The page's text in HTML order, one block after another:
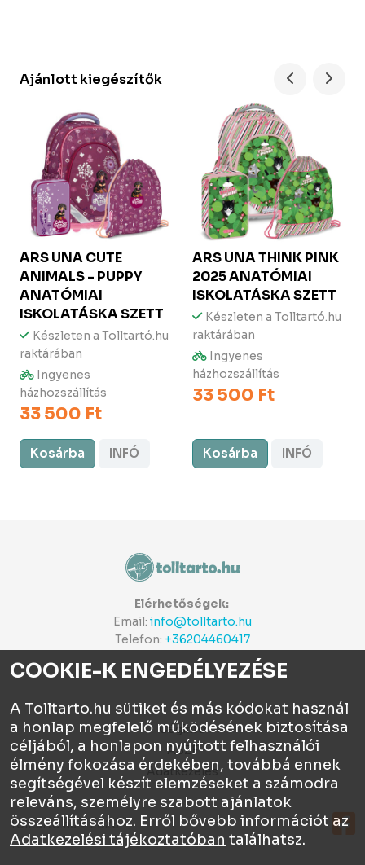
Ajánlott kiegészítők
ARS UNACUTE
ANIMALS - PUPPY
ANATÓMIAI
ISKOLATÁSKA SZETT
Készleten a Tolltartó.hu
raktárában
Ingyenes
házhozszállítás
33 500 Ft
Kosárba INFÓ
ARS UNATHINK PINK
2025 ANATÓMIAI
ISKOLATÁSKA SZETT
Készleten a Tolltartó.hu
raktárában
Ingyenes
házhozszállítás
33 500 Ft
Kosárba INFÓ
Elérhetőségek:
Email: info@tolltarto.hu
Telefon: +36204460417
Céginfo
ÁSZF
Adatkezelés
Tolltartó.hu © 2026
COOKIE-K ENGEDÉLYEZÉSE
A Tolltarto.hu sütiket és más kódokat használ
a honlap megfelelő működésének biztosítása
céljából, a honlapon nyújtott felhasználói
élmény fokozása érdekében, továbbá ennek
segítségével készít elemzéseket a számodra
releváns, személyre szabott ajánlatok
összeállításához. Erről bővebb információt az
Adatkezelési tájékoztatóban találhatsz.